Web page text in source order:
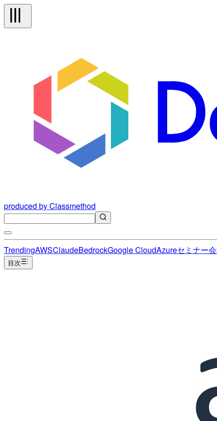
produced by Classmethod
TrendingAWSClaudeBedrockGoogle CloudAzureセミナー
目次